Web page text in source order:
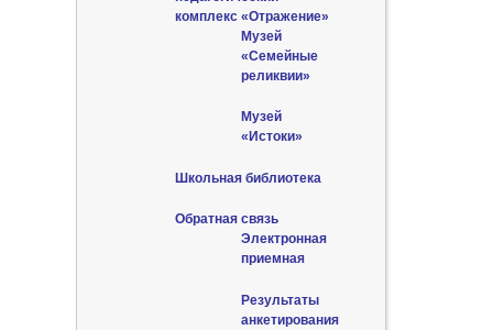
комплекс «Отражение»
Музей
«Семейные
реликвии»
Музей
«Истоки»
Школьная библиотека
Обратная связь
Электронная
приемная
Результаты
анкетирования